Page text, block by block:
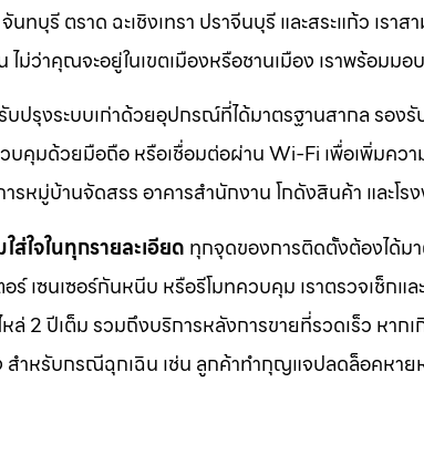
ทบุรี ตราด ฉะเชิงเทรา ปราจีนบุรี และสระแก้ว เร
ไม่ว่าคุณจะอยู่ในเขตเมืองหรือชานเมือง เราพร้อม
บปรุงระบบเก่าด้วยอุปกรณ์ที่ได้มาตรฐานสากล รอง
วบคุมด้วยมือถือ หรือเชื่อมต่อผ่าน Wi-Fi เพื่อเพิ่มคว
รหมู่บ้านจัดสรร อาคารสำนักงาน โกดังสินค้า และโ
ส่ใจในทุกรายละเอียด ทุกจุดของการติดตั้งต้องได้ม
อร์ เซนเซอร์กันหนีบ หรือรีโมทควบคุม เราตรวจเช็ก
ล่ 2 ปีเต็ม รวมถึงบริการหลังการขายที่รวดเร็ว หา
สำหรับกรณีฉุกเฉิน เช่น ลูกค้าทำกุญแจปลดล็อคหาย